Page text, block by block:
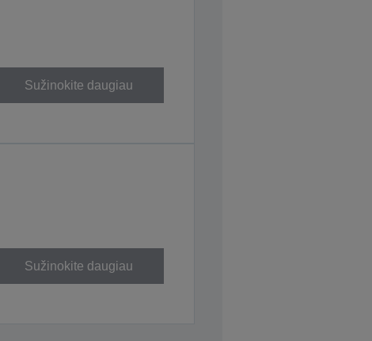
Sužinokite daugiau
Sužinokite daugiau